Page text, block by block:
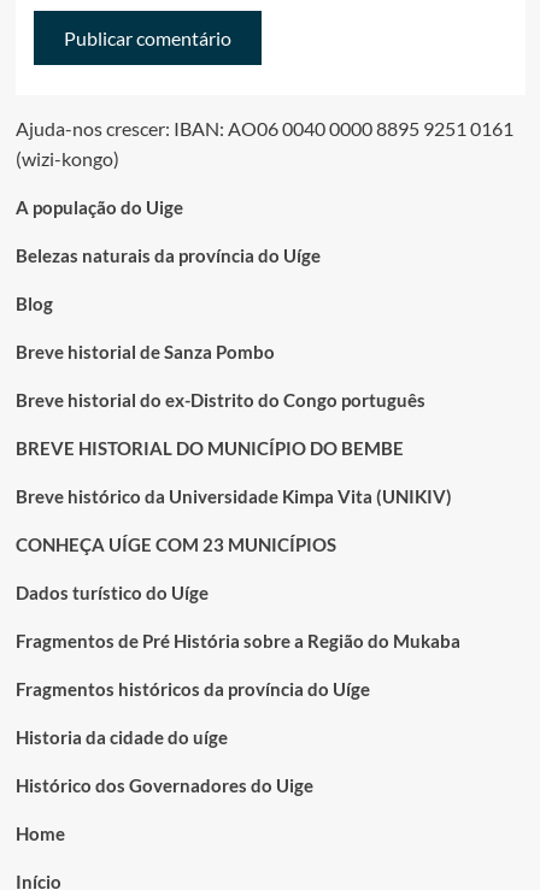
Ajuda-nos crescer: IBAN: AO06 0040 0000 8895 9251 0161
(wizi-kongo)
A população do Uige
Belezas naturais da província do Uíge
Blog
Breve historial de Sanza Pombo
Breve historial do ex-Distrito do Congo português
BREVE HISTORIAL DO MUNICÍPIO DO BEMBE
Breve histórico da Universidade Kimpa Vita (UNIKIV)
CONHEÇA UÍGE COM 23 MUNICÍPIOS
Dados turístico do Uíge
Fragmentos de Pré História sobre a Região do Mukaba
Fragmentos históricos da província do Uíge
Historia da cidade do uíge
Histórico dos Governadores do Uige
Home
Início